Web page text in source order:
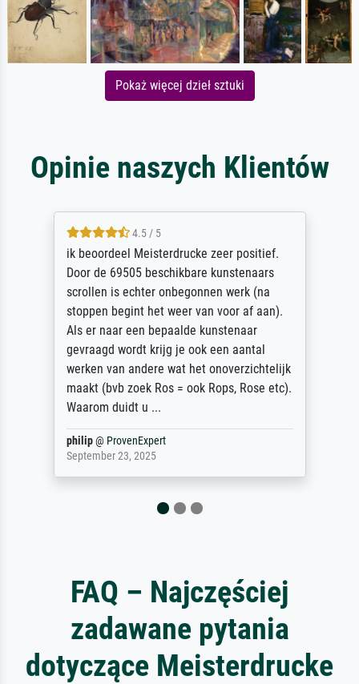
Pokaż więcej dzieł sztuki
Opinie naszych Klientów
Die Zufriedenheit ist auch nicht dadurch
getrübt, dass das Bild entgegen einer
angegebenen Lieferanschrift (sollte eine
Überraschung für die normannische
Ehefrau sein zum Hochzeits- gleichzeitig
auch Geburtstag sein) doch nach zu Hause
zugestellt wurde.
Jürgen@ProvenExpert
April 22, 2026
FAQ – Najczęściej
zadawane pytania
dotyczące Meisterdrucke